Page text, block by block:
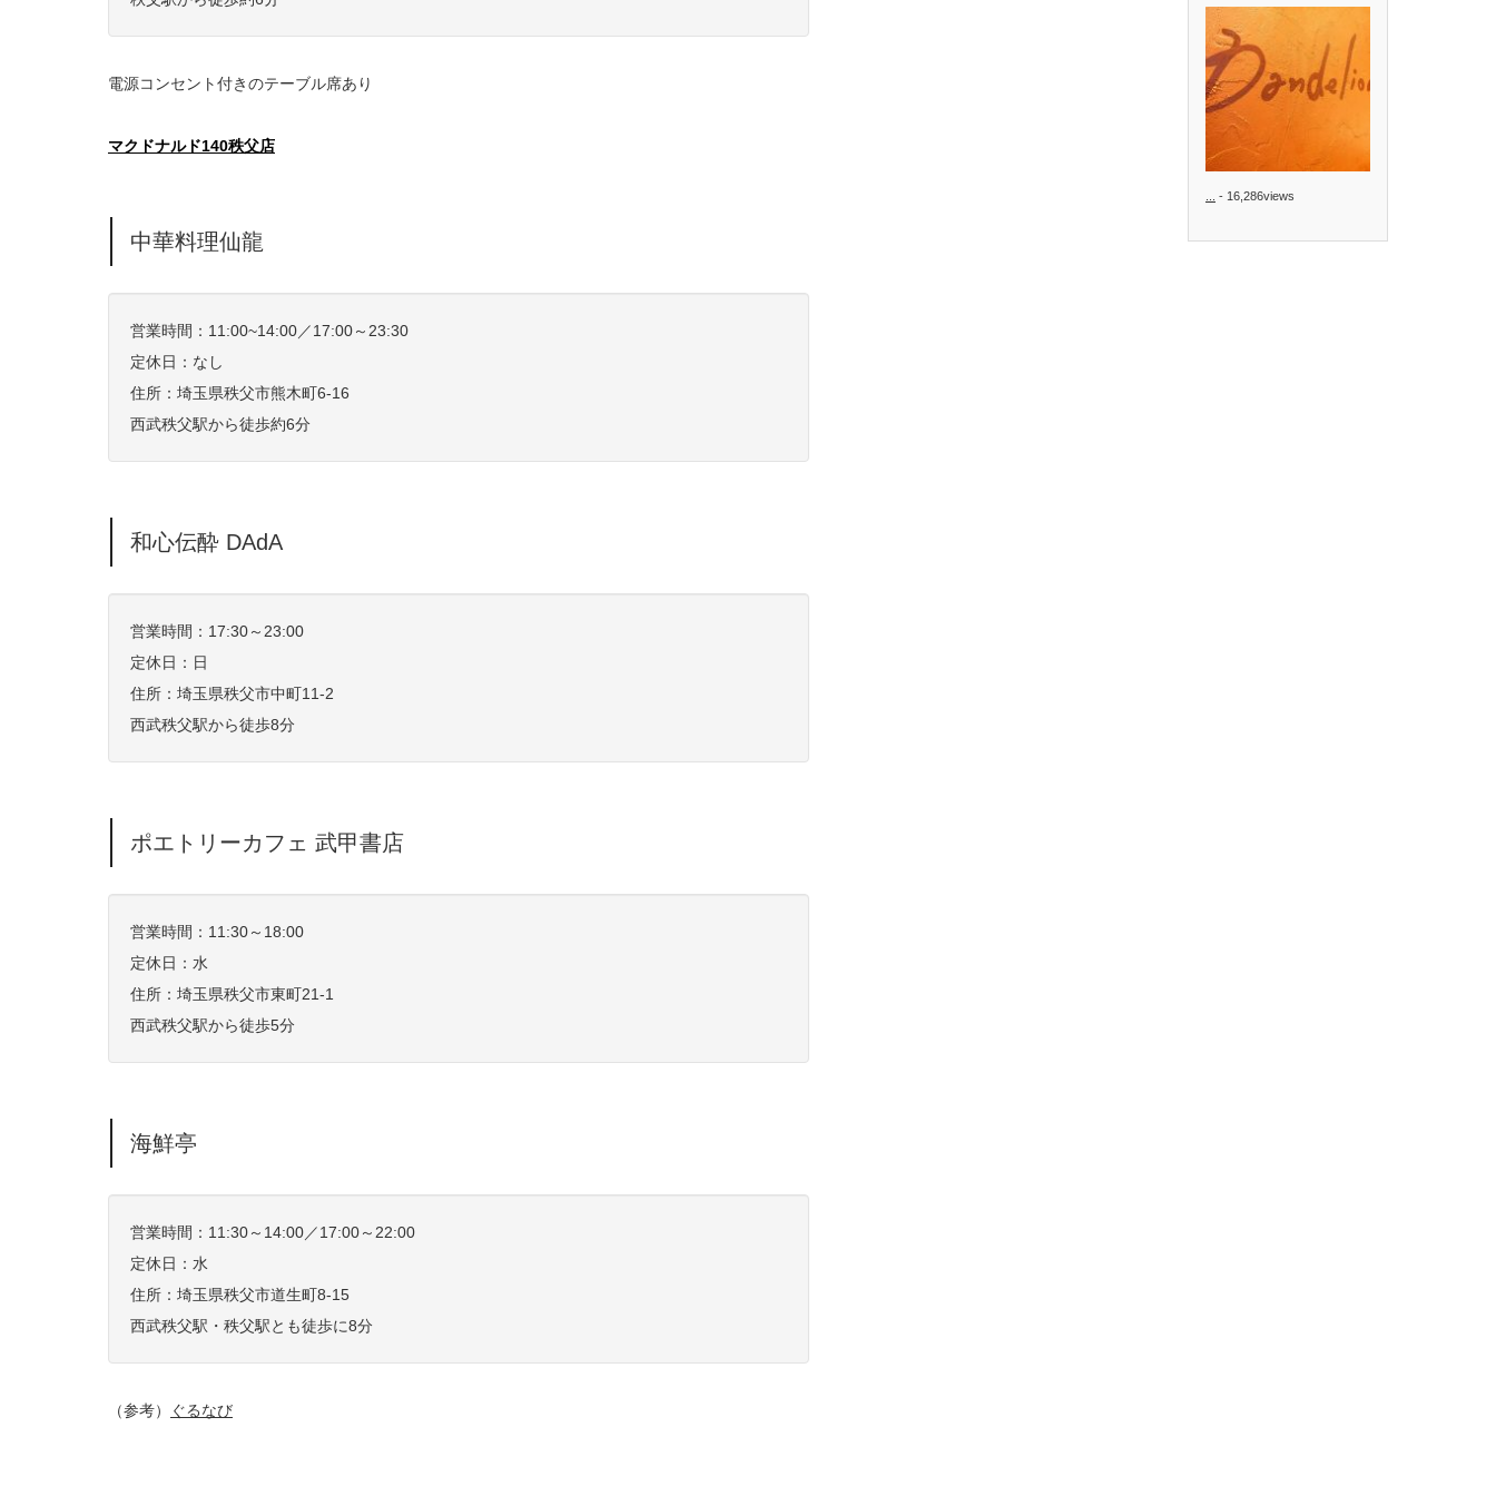
電源コンセント付きのテーブル席あり
マクドナルド140秩父店
中華料理仙龍
営業時間：11:00~14:00／17:00～23:30
定休日：なし
住所：埼玉県秩父市熊木町6-16
西武秩父駅から徒歩約6分
和心伝酔 DAdA
営業時間：17:30～23:00
定休日：日
住所： 埼玉県秩父市中町11-2
西武秩父駅から徒歩8分
ポエトリーカフェ 武甲書店
営業時間：11:30～18:00
定休日：水
住所：埼玉県秩父市東町21-1
西武秩父駅から徒歩5分
海鮮亭
営業時間：11:30～14:00／17:00～22:00
定休日：水
住所： 埼玉県秩父市道生町8-15
西武秩父駅・秩父駅とも徒歩に8分
（参考） ぐるなび
- 16,286views